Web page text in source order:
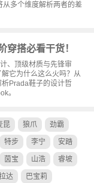
从多个维度解析两者的差
穿搭必看干货！
、顶级材质与先锋审
它为什么这么火吗？从
Prada鞋子的设计哲
。
昆 狼爪 劲霸
特步 李宁 安踏
茵宝 山浩 睿坡
达 巴宝莉